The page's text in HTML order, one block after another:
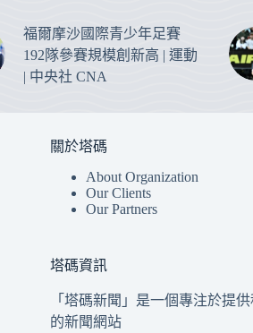
福爾摩沙國際青少年足賽
192隊參賽規模創新高 | 運動
| 中央社 CNA
關於塔碼
About Organization
Our Clients
Our Partners
塔碼資訊
「塔碼新聞」是一個專注於提
的新聞網站